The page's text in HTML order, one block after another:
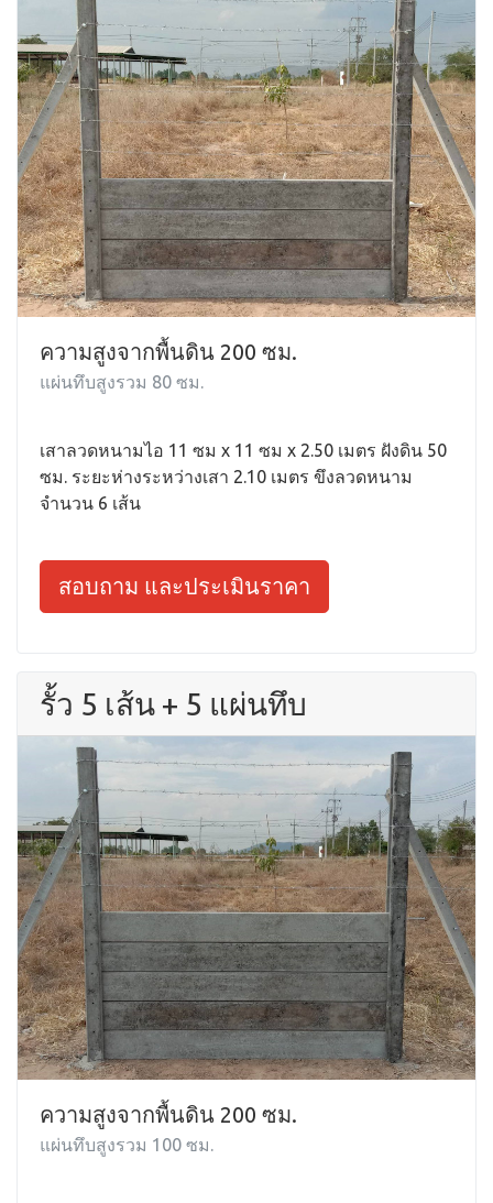
ความสูงจากพื้นดิน 200 ซม.
แผ่นทึบสูงรวม 80 ซม.
เสาลวดหนามไอ 11 ซม x 11 ซม x 2.50 เมตร ฝังดิน 50
ซม. ระยะห่างระหว่างเสา 2.10 เมตร ขึงลวดหนาม
จำนวน 6 เส้น
สอบถาม และประเมินราคา
รั้ว 5 เส้น + 5 แผ่นทึบ
ความสูงจากพื้นดิน 200 ซม.
แผ่นทึบสูงรวม 100 ซม.